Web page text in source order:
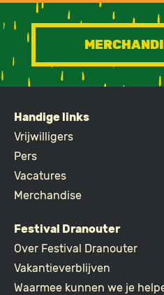
FOOTER
Handige links
Vrijwilligers
Pers
Vacatures
Merchandise
Festival Dranouter
Over Festival Dranouter
Vakantieverblijven
Waarmee kunnen we je